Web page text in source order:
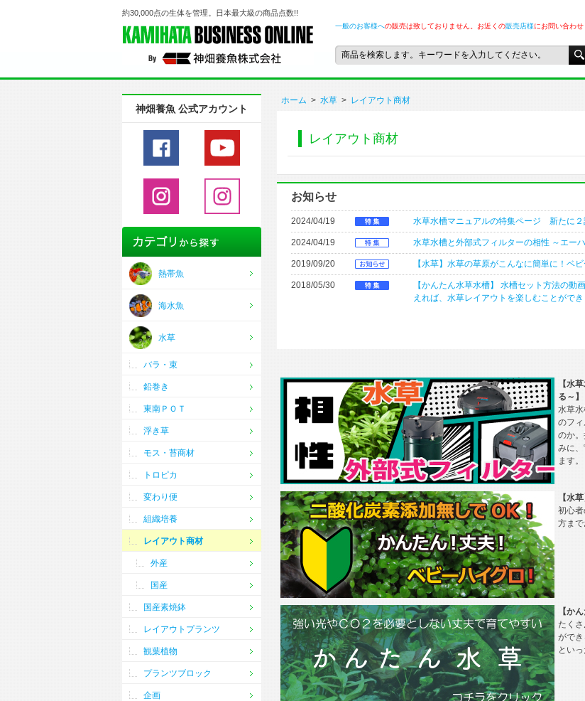
約30,000点の生体を管理。日本最大級の商品点数!!
一般のお客様への販売は致しておりません。お近くの販売店様にお問い合わせ
ホーム > 水草 > レイアウト商材
レイアウト商材
お知らせ
2024/04/19 水草水槽マニュアルの特集ページ 新たに２
2024/04/19 水草水槽と外部式フィルターの相性 ～エー
2019/09/20 【水草】水草の草原がこんなに簡単に！
2018/05/30
【かんたん水草水槽】 水槽セット方法の
えれば、水草レイアウトを楽しむことができ
【水
る～】
水草
のフ
のか
みに、
ます。
【水
初心
方まで
【か
たく
がで
とい
神畑養魚 公式アカウント
熱帯魚
海水魚
水草
バラ・束
鉛巻き
東南ＰＯＴ
浮き草
モス・苔商材
トロピカ
変わり便
組織培養
レイアウト商材
外産
国産
国産素焼鉢
レイアウトプランツ
観葉植物
プランツブロック
企画